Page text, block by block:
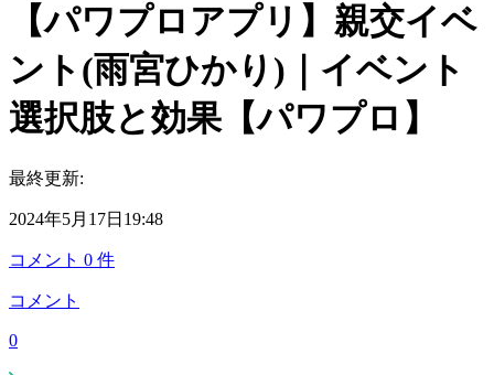
【パワプロアプリ】親交イベ
ント(雨宮ひかり)｜イベント
選択肢と効果【パワプロ】
最終更新:
2024年5月17日19:48
コメント 0 件
コメント
0